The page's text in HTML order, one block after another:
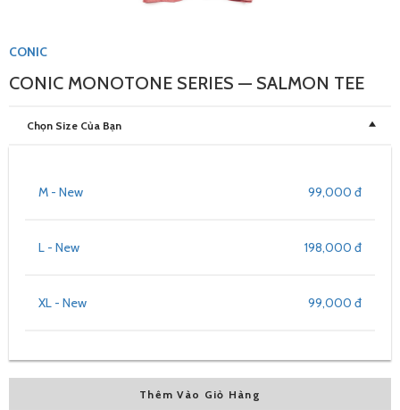
CONIC
CONIC MONOTONE SERIES — SALMON TEE
Chọn Size Của Bạn
99,000 đ
M - New
198,000 đ
L - New
99,000 đ
XL - New
Thêm Vào Giỏ Hàng